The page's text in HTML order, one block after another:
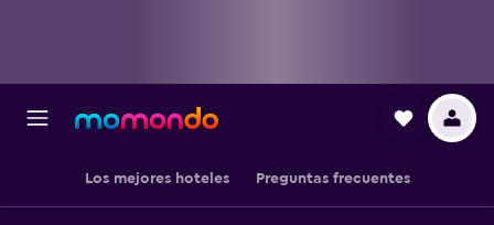
Los mejores hoteles Preguntas frecuentes